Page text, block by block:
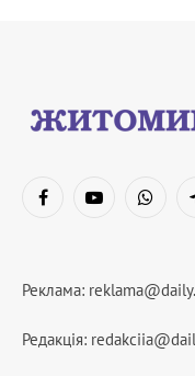
FacebookYouTube
Реклама:
Редакція: